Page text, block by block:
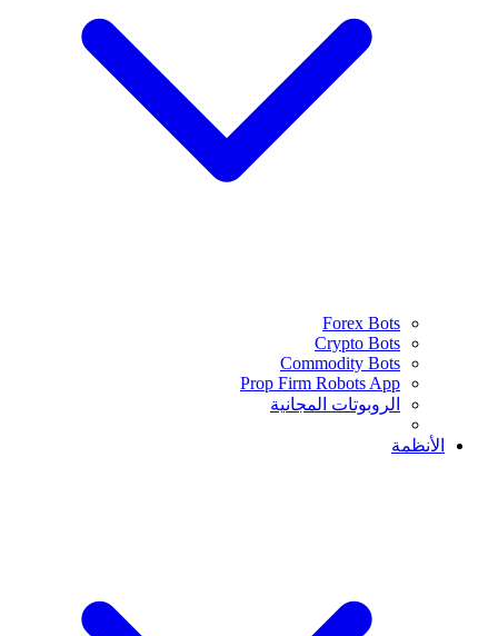
Forex Bots
Crypto Bots
Commodity Bots
Prop Firm Robots App
الروبوتات المجانية
الأنظمة